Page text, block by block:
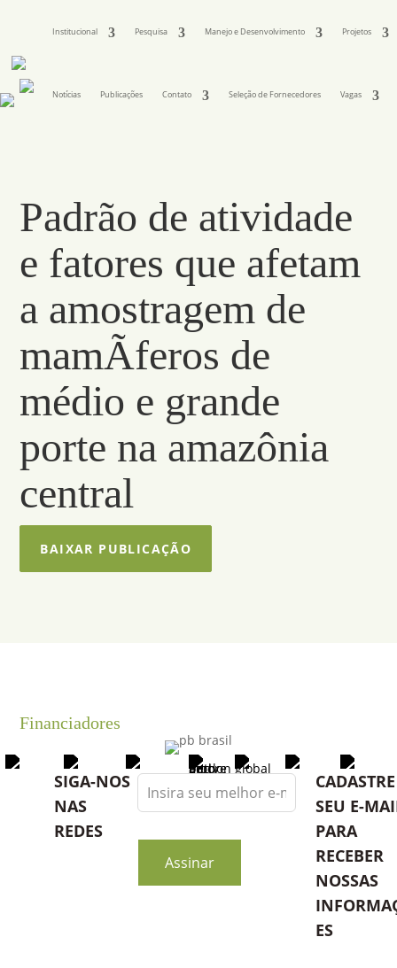
Institucional Pesquisa Manejo e Desenvolvimento Projetos
Notícias Publicações Contato Seleção de Fornecedores Vagas
Padrão de atividade
e fatores que afetam
a amostragem de
mamÃ­feros de
médio e grande
porte na amazônia
central
BAIXAR PUBLICAÇÃO
Financiadores
SIGA-NOS
NAS
REDES
Leave
this
blank
Assinar
CADASTRE
SEU E-
PARA
RECEBER
NOSSAS
ES